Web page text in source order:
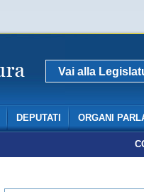
Vai alla
DEPUTATI ORGANI